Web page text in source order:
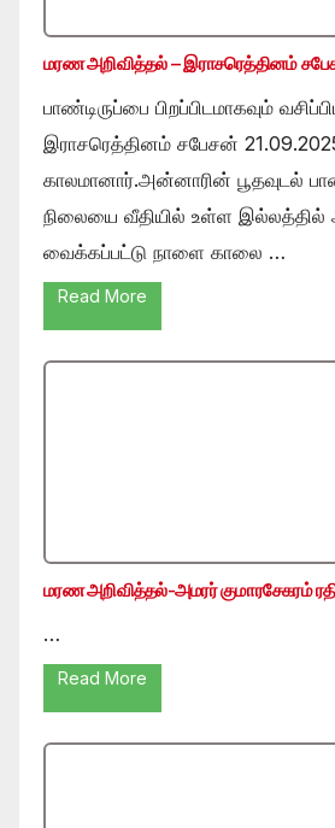
மரண அறிவித்தல் – இராசரெத்தினம்
பாண்டிருப்பை பிறப்பிடமாகவும்
இராசரெத்தினம் சபேசன்
காலமானார்.அன்னாரின் பூதவுடல்
நிலையை வீதியில் உள்ள இல்லத்தில்
வைக்கப்பட்டு நாளை காலை …
Read More
மரண அறிவித்தல்-அமரர் குமாரசேகரம்
…
Read More